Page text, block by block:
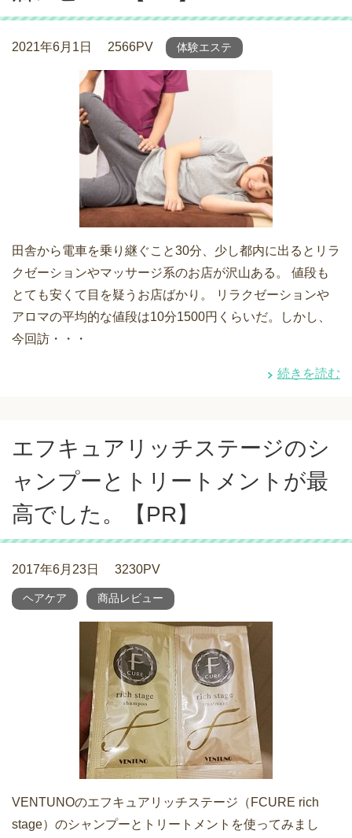
2021年6月1日 2566PV 体験エステ
田舎から電車を乗り継ぐこと30分、少し都内に出るとリラ
クゼーションやマッサージ系のお店が沢山ある。 値段も
とても安くて目を疑うお店ばかり。 リラクゼーションや
アロマの平均的な値段は10分1500円くらいだ。しかし、
今回訪・・・
続きを読む
エフキュアリッチステージのシ
ャンプーとトリートメントが最
高でした。【PR】
2017年6月23日 3230PV
ヘアケア 商品レビュー
VENTUNOのエフキュアリッチステージ（FCURE rich
stage）のシャンプーとトリートメントを使ってみまし